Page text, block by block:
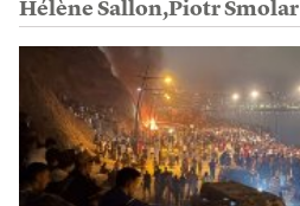
Hélène Sallon,Piotr Smolar